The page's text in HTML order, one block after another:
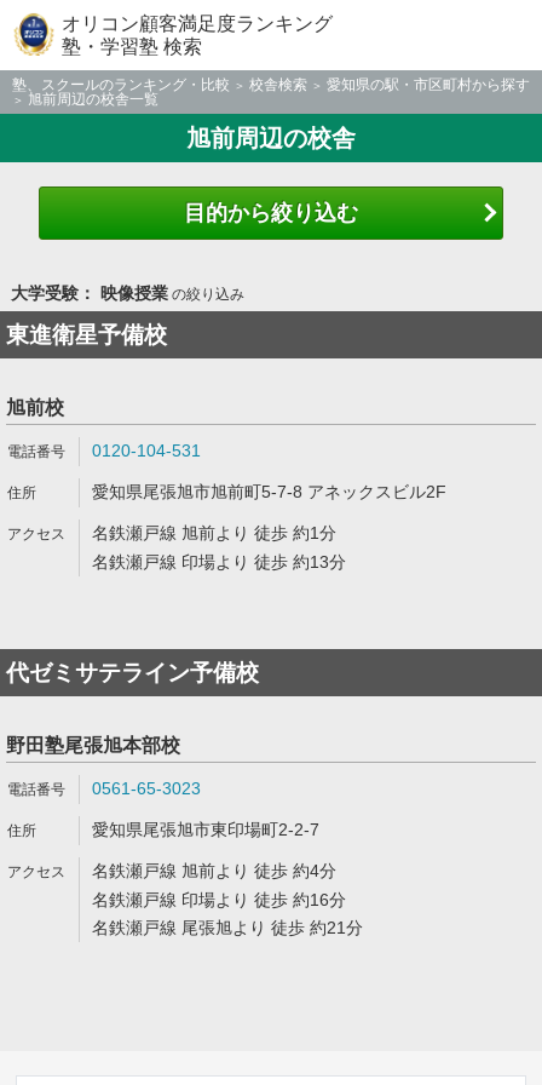
オリコン顧客満足度ランキング
塾・学習塾 検索
塾、スクールのランキング・比較 校舎検索
愛知県の駅・市区町村から探す
旭前周辺の校舎一覧
旭前周辺の校舎
目的から絞り込む
大学受験： 映像授業の絞り込み
東進衛星予備校
旭前校
0120-104-531
愛知県尾張旭市旭前町5-7-8 アネックスビル2F
名鉄瀬戸線 旭前より 徒歩 約1分
名鉄瀬戸線 印場より 徒歩 約13分
代ゼミサテライン予備校
野田塾尾張旭本部校
0561-65-3023
愛知県尾張旭市東印場町2-2-7
名鉄瀬戸線 旭前より 徒歩 約4分
名鉄瀬戸線 印場より 徒歩 約16分
名鉄瀬戸線 尾張旭より 徒歩 約21分